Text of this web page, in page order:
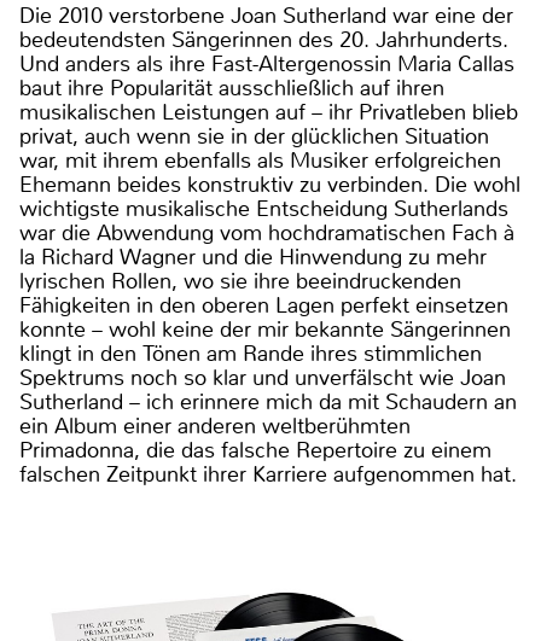
Die 2010 verstorbene Joan Sutherland war eine der
bedeutendsten Sängerinnen des 20. Jahrhunderts.
Und anders als ihre Fast-Altergenossin Maria Callas
baut ihre Popularität ausschließlich auf ihren
musikalischen Leistungen auf – ihr Privatleben blieb
privat, auch wenn sie in der glücklichen Situation
war, mit ihrem ebenfalls als Musiker erfolgreichen
Ehemann beides konstruktiv zu verbinden. Die wohl
wichtigste musikalische Entscheidung Sutherlands
war die Abwendung vom hochdramatischen Fach à
la Richard Wagner und die Hinwendung zu mehr
lyrischen Rollen, wo sie ihre beeindruckenden
Fähigkeiten in den oberen Lagen perfekt einsetzen
konnte – wohl keine der mir bekannte Sängerinnen
klingt in den Tönen am Rande ihres stimmlichen
Spektrums noch so klar und unverfälscht wie Joan
Sutherland – ich erinnere mich da mit Schaudern an
ein Album einer anderen weltberühmten
Primadonna, die das falsche Repertoire zu einem
falschen Zeitpunkt ihrer Karriere aufgenommen hat.